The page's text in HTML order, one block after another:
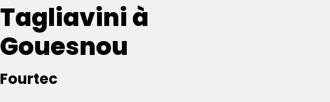
Tagliavini à
Gouesnou
Fourtec